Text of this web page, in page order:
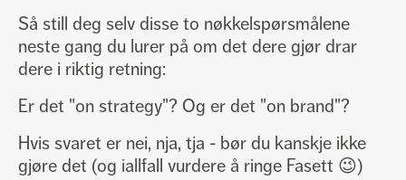
Så still deg selv disse to nøkkelspørsmålene
neste gang du lurer på om det dere gjør drar
dere i riktig retning:
Er det "on strategy"? Og er det "on brand"?
Hvis svaret er nei, nja, tja - bør du kanskje ikke
gjøre det (og iallfall vurdere å ringe Fasett 😉)